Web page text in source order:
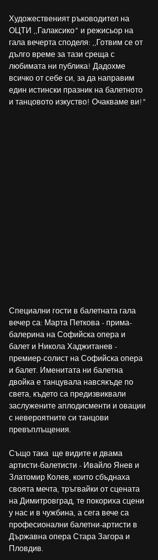
Художественият ръководител на
ОЦТИ ,,Галаксико" и режисьор на
гала вечерта споделя: ,,Готвим се от
дълго време за тази среща с
любимата ни публика! Дадохме
всичко от себе си, за да направим
един истински празник на балетното
и танцовото изкуство! Очакваме ви!"
Специални гости в балетната гала
вечер са: Марта Петкова - прима-
балерина на Софийска опера и
балет и Никола Хаджитанев -
премиер-солист на Софийска опера
и балет. Именитата ни балетна
двойка е танцувала навсякъде по
света, където са предизвиквали
заслужените аплодисменти и овации
с невероятните си танцови
превъплъщения.
Също така  ще видите и двама
артисти-балетисти - Ивайло Янев и
Златомир Колев, които сбъднаха
своята мечта, тръгвайки от сцената
на Димитровград, те покориха сцени
у нас и в чужбина, а сега вече са
професионални балетни-артисти в
Държавна опера Стара Загора и
Пловдив.